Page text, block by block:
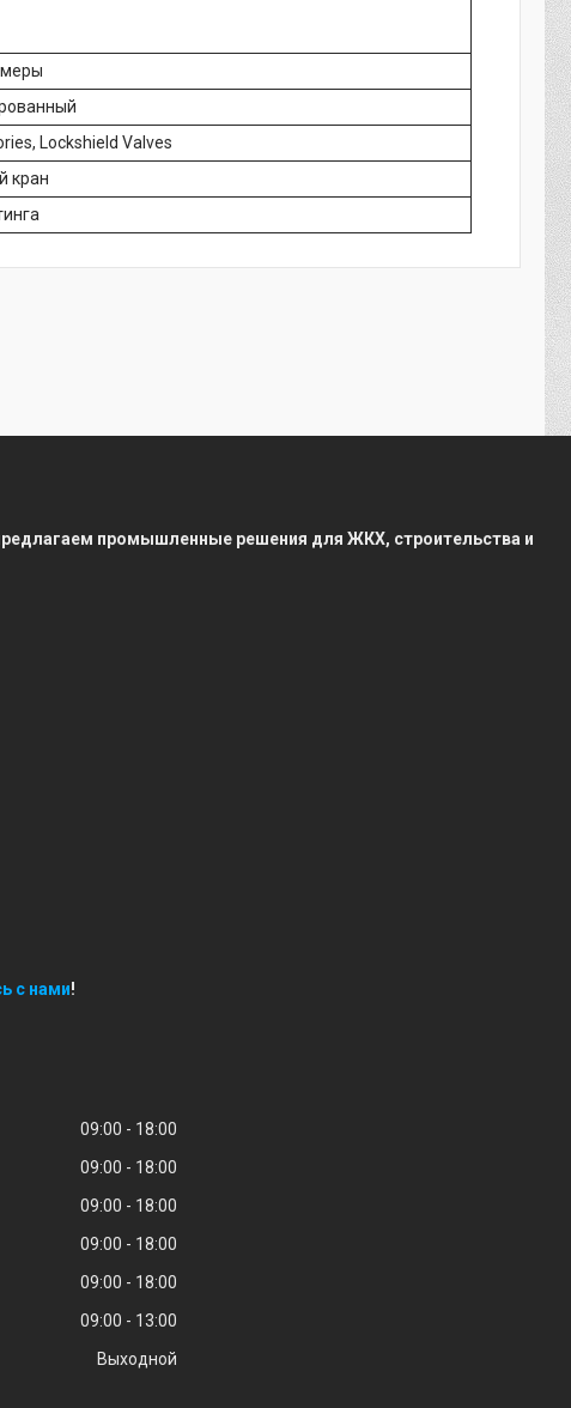
Lockshield Valves
кран
промышленные решения для ЖКХ, строительства и
с нами!
09:00
18:00
09:00
18:00
09:00
18:00
09:00
18:00
09:00
18:00
09:00
13:00
Выходной